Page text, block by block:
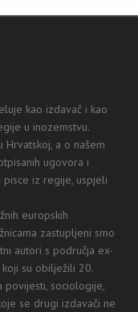
kao izdavač i kao
u inozemstvu.
a o našem
ugovora i
pisce iz regije, uspjeli
europskih
zastupljeni smo
autori s područja ex-
koji su obilježili 20.
povijesti, sociologije,
se drugi izdavači ne